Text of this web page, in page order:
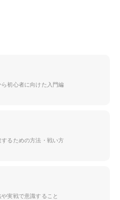
初心者に向けた入門編
るための方法・戦い方
実戦で意識すること